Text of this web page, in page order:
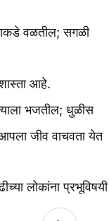
वळतील; सगळी
आहे.
भजतील; धुळीस
जीव वाचवता येत
लोकांना प्रभूविषयी